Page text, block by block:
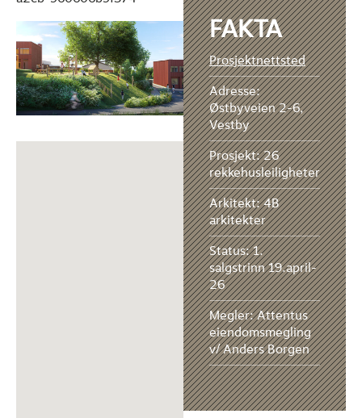
FAKTA
Prosjektnettsted
Adresse:
Østbyveien 2-6,
Vestby
Prosjekt: 26
rekkehusleiligheter
Arkitekt: 4B
arkitekter
Status: 1.
salgstrinn 19.april-
26
Megler: Attentus
eiendomsmegling
v/ Anders Borgen